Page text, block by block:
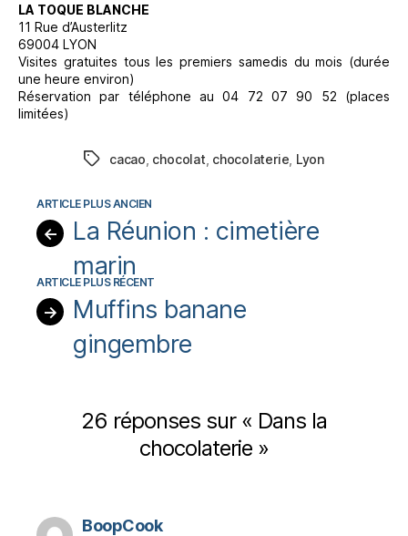
LA TOQUE BLANCHE
11 Rue d’Austerlitz
69004 LYON
Visites gratuites tous les premiers samedis du mois (durée
une heure environ)
Réservation par téléphone au 04 72 07 90 52 (places
limitées)
Étiquettes
cacao chocolat chocolaterie Lyon
←
La Réunion : cimetière
marin
→
Muffins banane
gingembre
26 réponses sur « Dans la
chocolaterie »
BoopCookdit :